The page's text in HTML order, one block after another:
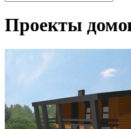
Проекты